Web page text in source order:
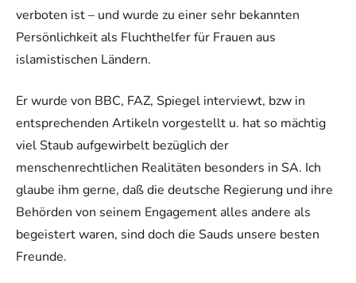
verboten ist – und wurde zu einer sehr bekannten
Persönlichkeit als Fluchthelfer für Frauen aus
islamistischen Ländern.
Er wurde von BBC, FAZ, Spiegel interviewt, bzw in
entsprechenden Artikeln vorgestellt u. hat so mächtig
viel Staub aufgewirbelt bezüglich der
menschenrechtlichen Realitäten besonders in SA. Ich
glaube ihm gerne, daß die deutsche Regierung und ihre
Behörden von seinem Engagement alles andere als
begeistert waren, sind doch die Sauds unsere besten
Freunde.